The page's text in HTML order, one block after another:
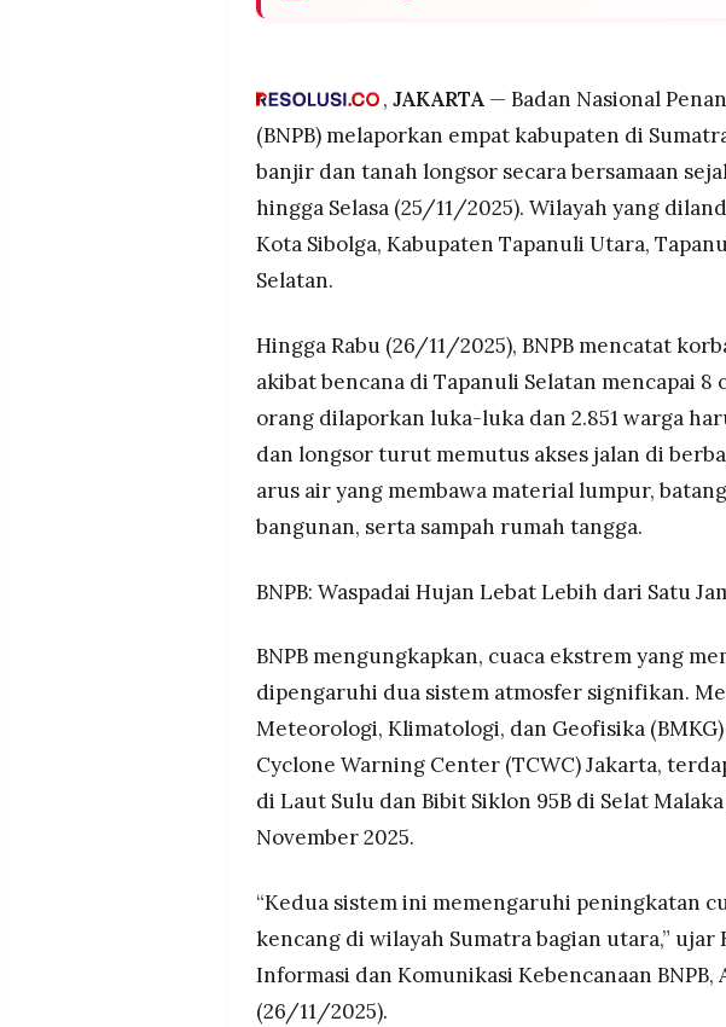
BNPB minta warga mengungsi jika hujan lebat sejam.
BMKG: Bibit Siklon 95B picu cuaca ekstrem dan
, JAKARTA— Badan Nasional
(BNPB) melaporkan empat kabupaten di
banjir dan tanah longsor secara bersamaan
hingga Selasa (25/11/2025). Wilayah yang
Kota Sibolga, Kabupaten Tapanuli Utara,
Selatan.
Hingga Rabu (26/11/2025), BNPB mencatat
akibat bencana di Tapanuli Selatan mencapai 8
orang dilaporkan luka-luka dan 2.851 warga
dan longsor turut memutus akses jalan di
arus air yang membawa material lumpur,
bangunan, serta sampah rumah tangga.
BNPB: Waspadai Hujan Lebat Lebih dari Satu
BNPB mengungkapkan, cuaca ekstrem yang
dipengaruhi dua sistem atmosfer signifikan.
Meteorologi, Klimatologi, dan Geofisika
Cyclone Warning Center (TCWC) Jakarta,
di Laut Sulu dan Bibit Siklon 95B di Selat
November 2025.
“Kedua sistem ini memengaruhi peningkatan
kencang di wilayah Sumatra bagian utara,” ujar
Informasi dan Komunikasi Kebencanaan BNPB,
(26/11/2025).